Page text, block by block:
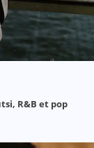
R&B et pop